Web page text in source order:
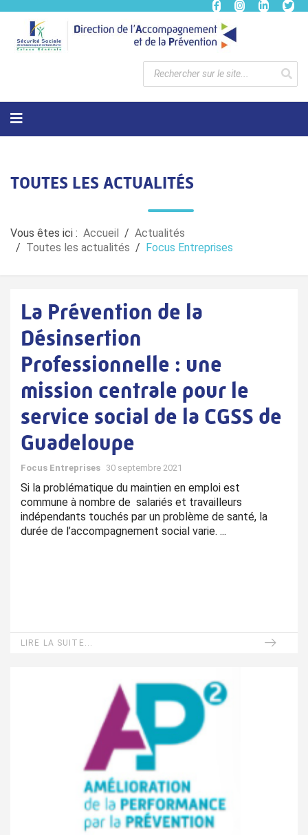
TOUTES LES ACTUALITÉS
Vous êtes ici : Accueil
Actualités
Toutes les actualités
Focus Entreprises
La Prévention de la
Désinsertion
Professionnelle : une
mission centrale pour le
service social de la CGSS de
Guadeloupe
Focus Entreprises 30 septembre 2021
Si la problématique du maintien en emploi est
commune à nombre de salariés et travailleurs
indépendants touchés par un problème de santé, la
durée de l’accompagnement social varie. ...
LIRE LA SUITE...